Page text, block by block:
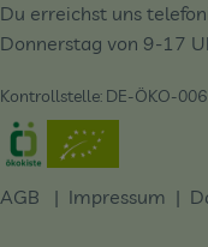
Du erreichst uns
Donnerstag von 9-17
Kontrollstelle: DE-ÖKO-006
Externer Link zu
AGB | Impressum |